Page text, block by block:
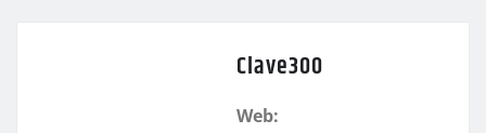
Clave300
Web: